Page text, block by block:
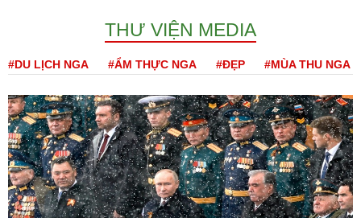
THƯ VIỆN MEDIA
#DU LỊCH NGA #ẨM THỰC NGA #ĐẸP #MÙA THU NGA